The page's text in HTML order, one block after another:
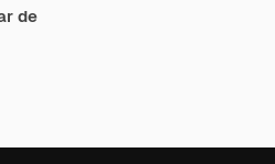
de